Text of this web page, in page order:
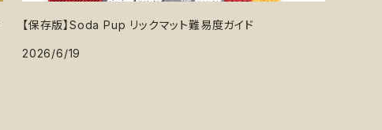
【保存版】Soda Pup リックマット難易度ガイド
2026/6/19